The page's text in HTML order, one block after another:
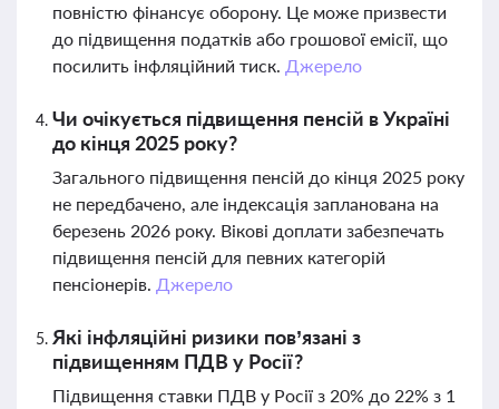
повністю фінансує оборону. Це може призвести
до підвищення податків або грошової емісії, що
посилить інфляційний тиск. Джерело
Чи очікується підвищення пенсій в Україні
до кінця 2025 року?
Загального підвищення пенсій до кінця 2025 року
не передбачено, але індексація запланована на
березень 2026 року. Вікові доплати забезпечать
підвищення пенсій для певних категорій
пенсіонерів. Джерело
Які інфляційні ризики пов’язані з
підвищенням ПДВ у Росії?
Підвищення ставки ПДВ у Росії з 20% до 22% з 1